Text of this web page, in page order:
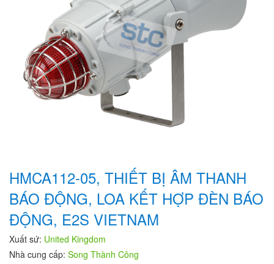
HMCA112-05, THIẾT BỊ ÂM THANH
BÁO ĐỘNG, LOA KẾT HỢP ĐÈN BÁO
ĐỘNG, E2S VIETNAM
Xuất sứ: United Kingdom
Nhà cung cấp: Song Thành Công